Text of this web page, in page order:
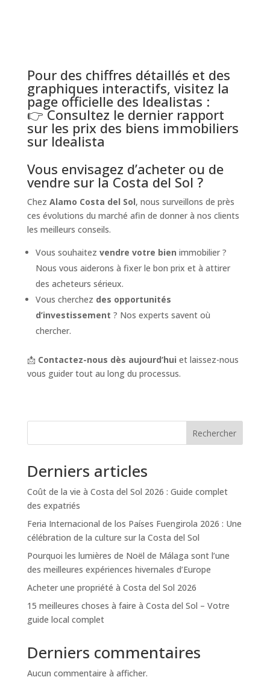
Pour des chiffres détaillés et des
graphiques interactifs, visitez la
page officielle des Idealistas :
👉Consultez le dernier rapport
sur les prix des biens immobiliers
sur Idealista
Vous envisagez d’acheter ou de
vendre sur la Costa del Sol ?
Chez Alamo Costa del Sol, nous surveillons de près
ces évolutions du marché afin de donner à nos clients
les meilleurs conseils.
Vous souhaitez vendre votre bien immobilier ?
Nous vous aiderons à fixer le bon prix et à attirer
des acheteurs sérieux.
Vous cherchez des opportunités
d’investissement ? Nos experts savent où
chercher.
📩 Contactez-nous dès aujourd’hui et laissez-nous
vous guider tout au long du processus.
Rechercher
Derniers articles
Coût de la vie à Costa del Sol 2026 : Guide complet
des expatriés
Feria Internacional de los Países Fuengirola 2026 : Une
célébration de la culture sur la Costa del Sol
Pourquoi les lumières de Noël de Málaga sont l’une
des meilleures expériences hivernales d’Europe
Acheter une propriété à Costa del Sol 2026
15 meilleures choses à faire à Costa del Sol – Votre
guide local complet
Derniers commentaires
Aucun commentaire à afficher.